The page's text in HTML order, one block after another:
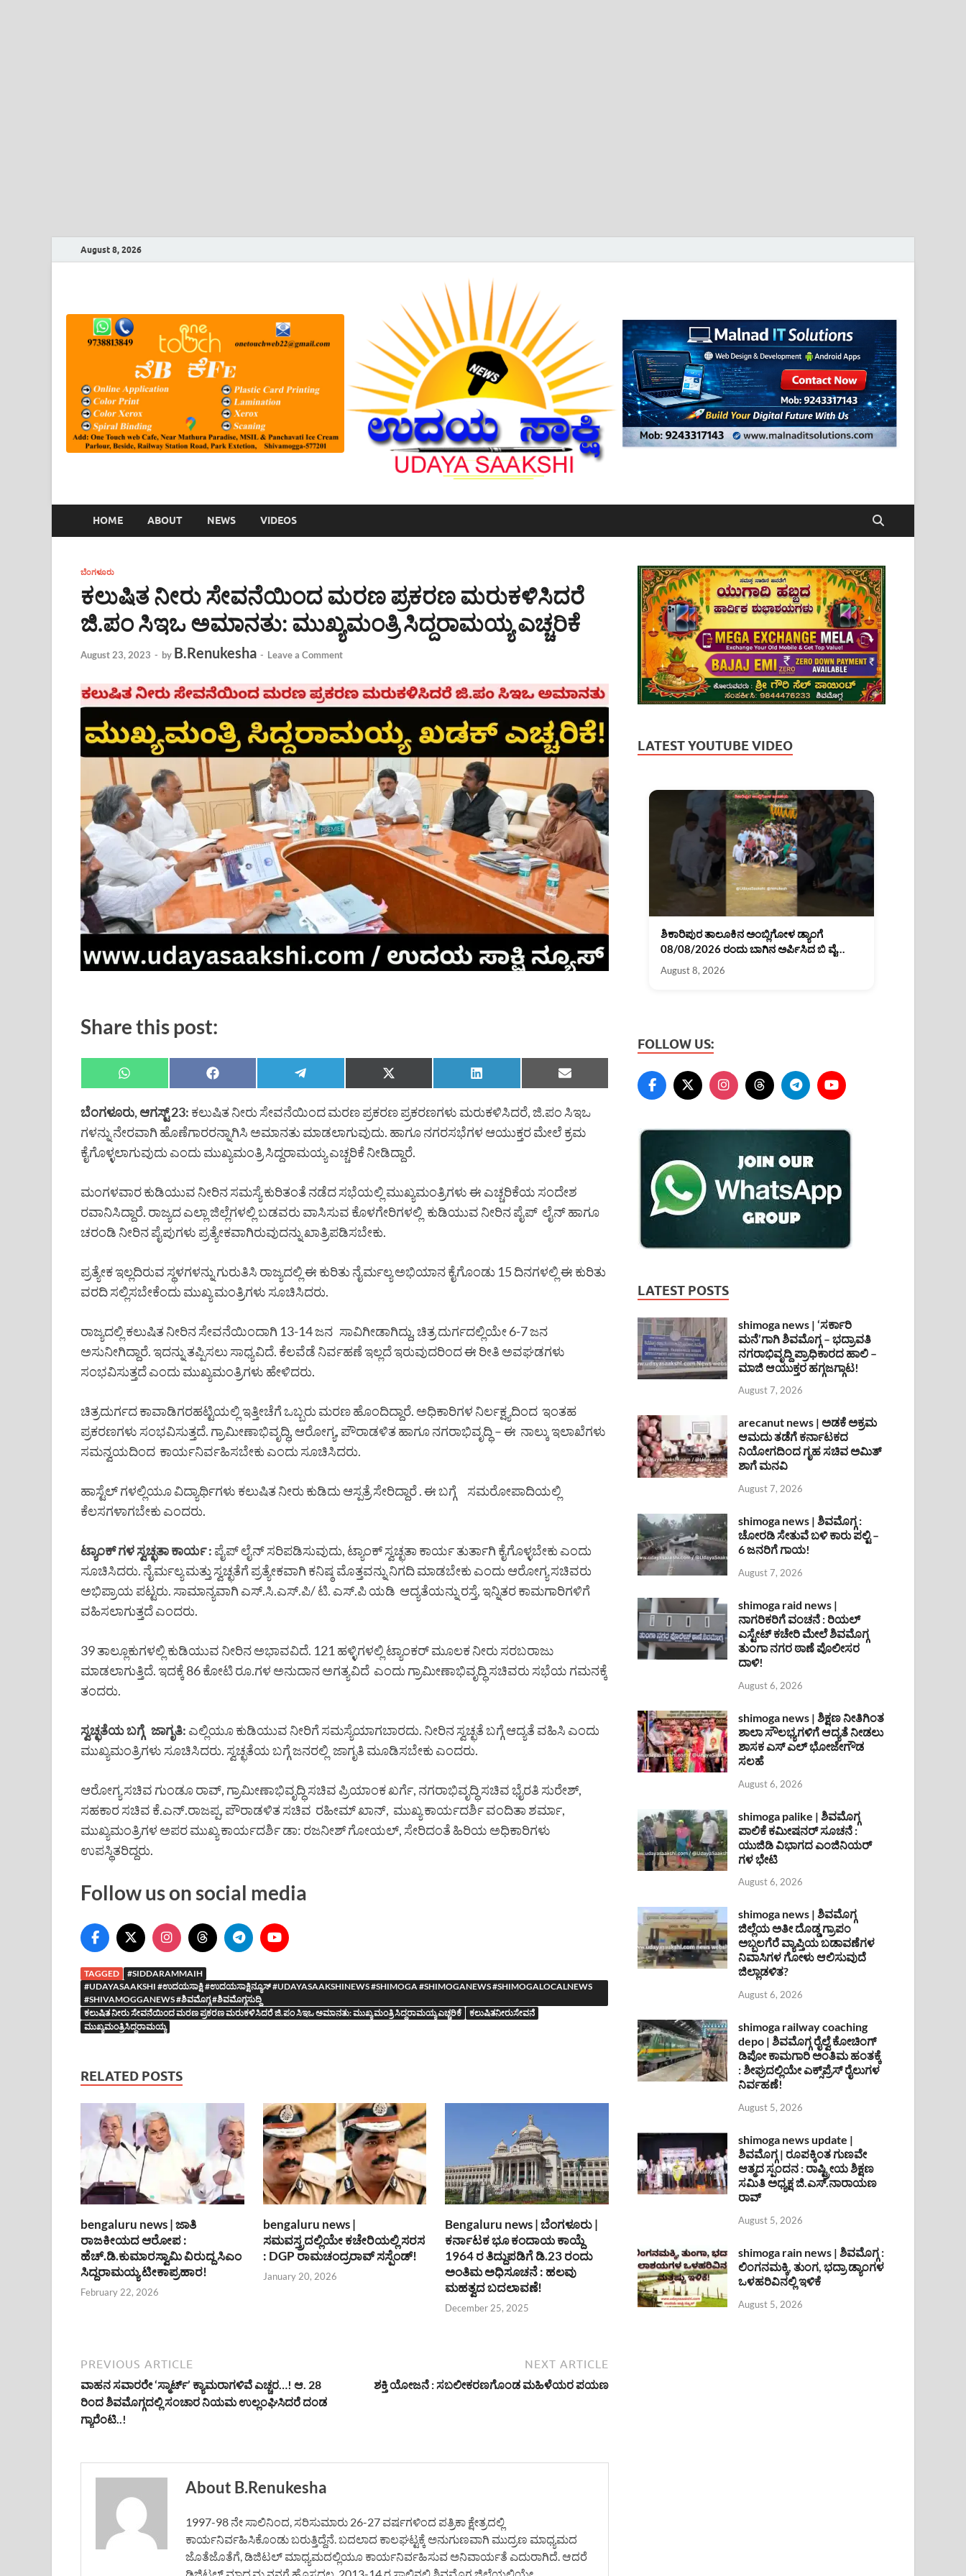
August 8, 2026
HOME ABOUT NEWS VIDEOS
ಬೆಂಗಳೂರು
ಕಲುಷಿತ ನೀರು ಸೇವನೆಯಿಂದ ಮರಣ ಪ್ರಕರಣ ಮರುಕಳಿಸಿದರೆ
ಜಿ.ಪಂ ಸಿಇಒ ಅಮಾನತು: ಮುಖ್ಯಮಂತ್ರಿ ಸಿದ್ದರಾಮಯ್ಯ ಎಚ್ಚರಿಕೆ
August 23, 2023 - by B.Renukesha - Leave a Comment
Share this post:
ಬೆಂಗಳೂರು, ಆಗಸ್ಟ್ 23: ಕಲುಷಿತ ನೀರು ಸೇವನೆಯಿಂದ ಮರಣ ಪ್ರಕರಣ ಪ್ರಕರಣಗಳು ಮರುಕಳಿಸಿದರೆ, ಜಿ.ಪಂ ಸಿಇಒ
ಗಳನ್ನು ನೇರವಾಗಿ ಹೊಣೆಗಾರರನ್ನಾಗಿಸಿ ಅಮಾನತು ಮಾಡಲಾಗುವುದು. ಹಾಗೂ ನಗರಸಭೆಗಳ ಆಯುಕ್ತರ ಮೇಲೆ ಕ್ರಮ
ಕೈಗೊಳ್ಳಲಾಗುವುದು ಎಂದು ಮುಖ್ಯಮಂತ್ರಿ ಸಿದ್ದರಾಮಯ್ಯ ಎಚ್ಚರಿಕೆ ನೀಡಿದ್ದಾರೆ.
ಮಂಗಳವಾರ ಕುಡಿಯುವ ನೀರಿನ ಸಮಸ್ಯೆ ಕುರಿತಂತೆ ನಡೆದ ಸಭೆಯಲ್ಲಿ ಮುಖ್ಯಮಂತ್ರಿಗಳು ಈ ಎಚ್ಚರಿಕೆಯ ಸಂದೇಶ
ರವಾನಿಸಿದ್ದಾರೆ. ರಾಜ್ಯದ ಎಲ್ಲಾ ಜಿಲ್ಲೆಗಳಲ್ಲಿ ಬಡವರು ವಾಸಿಸುವ ಕೊಳಗೇರಿಗಳಲ್ಲಿ ಕುಡಿಯುವ ನೀರಿನ ಪೈಪ್ ಲೈನ್ ಹಾಗೂ
ಚರಂಡಿ ನೀರಿನ ಪೈಪುಗಳು ಪ್ರತ್ಯೇಕವಾಗಿರುವುದನ್ನು ಖಾತ್ರಿಪಡಿಸಬೇಕು.
ಪ್ರತ್ಯೇಕ ಇಲ್ಲದಿರುವ ಸ್ಥಳಗಳನ್ನು ಗುರುತಿಸಿ ರಾಜ್ಯದಲ್ಲಿ ಈ ಕುರಿತು ನೈರ್ಮಲ್ಯ ಅಭಿಯಾನ ಕೈಗೊಂಡು 15 ದಿನಗಳಲ್ಲಿ ಈ ಕುರಿತು
ವರದಿ ಸಲ್ಲಿಸಬೇಕೆಂದು ಮುಖ್ಯ ಮಂತ್ರಿಗಳು ಸೂಚಿಸಿದರು.
ರಾಜ್ಯದಲ್ಲಿ ಕಲುಷಿತ ನೀರಿನ ಸೇವನೆಯಿಂದಾಗಿ 13-14 ಜನ ಸಾವಿಗೀಡಾಗಿದ್ದು, ಚಿತ್ರ ದುರ್ಗದಲ್ಲಿಯೇ 6-7 ಜನ
ಅಸುನೀಗಿದ್ದಾರೆ. ಇದನ್ನು ತಪ್ಪಿಸಲು ಸಾಧ್ಯವಿದೆ. ಕೆಲವೆಡೆ ನಿರ್ವಹಣೆ ಇಲ್ಲದೆ ಇರುವುದರಿಂದ ಈ ರೀತಿ ಅವಘಡಗಳು
ಸಂಭವಿಸುತ್ತದೆ ಎಂದು ಮುಖ್ಯಮಂತ್ರಿಗಳು ಹೇಳಿದರು.
ಚಿತ್ರದುರ್ಗದ ಕಾವಾಡಿಗರಹಟ್ಟಿಯಲ್ಲಿ ಇತ್ತೀಚೆಗೆ ಒಬ್ಬರು ಮರಣ ಹೊಂದಿದ್ದಾರೆ. ಅಧಿಕಾರಿಗಳ ನಿರ್ಲಕ್ಷ್ಯದಿಂದ ಇಂತಹ
ಪ್ರಕರಣಗಳು ಸಂಭವಿಸುತ್ತದೆ. ಗ್ರಾಮೀಣಾಭಿವೃದ್ಧಿ, ಆರೋಗ್ಯ, ಪೌರಾಡಳಿತ ಹಾಗೂ ನಗರಾಭಿವೃದ್ಧಿ – ಈ ನಾಲ್ಕು ಇಲಾಖೆಗಳು
ಸಮನ್ವಯದಿಂದ ಕಾರ್ಯನಿರ್ವಹಿಸಬೇಕು ಎಂದು ಸೂಚಿಸಿದರು.
ಹಾಸ್ಟೆಲ್ ಗಳಲ್ಲಿಯೂ ವಿದ್ಯಾರ್ಥಿಗಳು ಕಲುಷಿತ ನೀರು ಕುಡಿದು ಆಸ್ಪತ್ರೆ ಸೇರಿದ್ದಾರೆ . ಈ ಬಗ್ಗೆ ಸಮರೋಪಾದಿಯಲ್ಲಿ
ಕೆಲಸಗಳಾಗಬೇಕು ಎಂದರು.
ಟ್ಯಾಂಕ್ ಗಳ ಸ್ವಚ್ಛತಾ ಕಾರ್ಯ : ಪೈಪ್ ಲೈನ್ ಸರಿಪಡಿಸುವುದು, ಟ್ಯಾಂಕ್ ಸ್ವಚ್ಛತಾ ಕಾರ್ಯ ತುರ್ತಾಗಿ ಕೈಗೊಳ್ಳಬೇಕು ಎಂದು
ಸೂಚಿಸಿದರು. ನೈರ್ಮಲ್ಯ ಮತ್ತು ಸ್ವಚ್ಛತೆಗೆ ಪ್ರತ್ಯೇಕವಾಗಿ ಕನಿಷ್ಠ ಮೊತ್ತವನ್ನು ನಿಗದಿ ಮಾಡಬೇಕು ಎಂದು ಆರೋಗ್ಯ ಸಚಿವರು
ಅಭಿಪ್ರಾಯ ಪಟ್ಟರು. ಸಾಮಾನ್ಯವಾಗಿ ಎಸ್.ಸಿ.ಎಸ್.ಪಿ/ ಟಿ. ಎಸ್.ಪಿ ಯಡಿ ಆದ್ಯತೆಯನ್ನು ರಸ್ತೆ, ಇನ್ನಿತರ ಕಾಮಗಾರಿಗಳಿಗೆ
ವಹಿಸಲಾಗುತ್ತದೆ ಎಂದರು.
39 ತಾಲ್ಲೂಕುಗಳಲ್ಲಿ ಕುಡಿಯುವ ನೀರಿನ ಅಭಾವವಿದೆ. 121 ಹಳ್ಳಿಗಳಲ್ಲಿ ಟ್ಯಾಂಕರ್ ಮೂಲಕ ನೀರು ಸರಬರಾಜು
ಮಾಡಲಾಗುತ್ತಿದೆ. ಇದಕ್ಕೆ 86 ಕೋಟಿ ರೂ.ಗಳ ಅನುದಾನ ಅಗತ್ಯವಿದೆ ಎಂದು ಗ್ರಾಮೀಣಾಭಿವೃದ್ಧಿ ಸಚಿವರು ಸಭೆಯ ಗಮನಕ್ಕೆ
ತಂದರು.
ಸ್ವಚ್ಛತೆಯ ಬಗ್ಗೆ ಜಾಗೃತಿ: ಎಲ್ಲಿಯೂ ಕುಡಿಯುವ ನೀರಿಗೆ ಸಮಸ್ಯೆಯಾಗಬಾರದು. ನೀರಿನ ಸ್ವಚ್ಛತೆ ಬಗ್ಗೆ ಆದ್ಯತೆ ವಹಿಸಿ ಎಂದು
ಮುಖ್ಯಮಂತ್ರಿಗಳು ಸೂಚಿಸಿದರು. ಸ್ವಚ್ಛತೆಯ ಬಗ್ಗೆ ಜನರಲ್ಲಿ ಜಾಗೃತಿ ಮೂಡಿಸಬೇಕು ಎಂದರು.
ಆರೋಗ್ಯ ಸಚಿವ ಗುಂಡೂ ರಾವ್, ಗ್ರಾಮೀಣಾಭಿವೃದ್ಧಿ ಸಚಿವ ಪ್ರಿಯಾಂಕ ಖರ್ಗೆ, ನಗರಾಭಿವೃದ್ಧಿ ಸಚಿವ ಭೈರತಿ ಸುರೇಶ್,
ಸಹಕಾರ ಸಚಿವ ಕೆ.ಎನ್.ರಾಜಪ್ಪ, ಪೌರಾಡಳಿತ ಸಚಿವ ರಹೀಮ್ ಖಾನ್, ಮುಖ್ಯ ಕಾರ್ಯದರ್ಶಿ ವಂದಿತಾ ಶರ್ಮಾ,
ಮುಖ್ಯಮಂತ್ರಿಗಳ ಅಪರ ಮುಖ್ಯ ಕಾರ್ಯದರ್ಶಿ ಡಾ: ರಜನೀಶ್ ಗೋಯಲ್, ಸೇರಿದಂತೆ ಹಿರಿಯ ಅಧಿಕಾರಿಗಳು
ಉಪಸ್ಥಿತರಿದ್ದರು.
Follow us on social media
TAGGED
#SIDDARAMMAIH
#UDAYASAAKSHI #ಉದಯಸಾಕ್ಷಿ #ಉದಯಸಾಕ್ಷಿನ್ಯೂಸ್ #UDAYASAAKSHINEWS #SHIMOGA #SHIMOGANEWS #SHIMOGALOCALNEWS
#SHIVAMOGGANEWS #ಶಿವಮೊಗ್ಗ #ಶಿವಮೊಗ್ಗಸುದ್ದಿ
ಕಲುಷಿತ ನೀರು ಸೇವನೆಯಿಂದ ಮರಣ ಪ್ರಕರಣ ಮರುಕಳಿಸಿದರೆ ಜಿ.ಪಂ ಸಿಇಒ ಅಮಾನತು: ಮುಖ್ಯ ಮಂತ್ರಿ ಸಿದ್ದರಾಮಯ್ಯ ಎಚ್ಚರಿಕೆ
ಕಲುಷಿತನೀರುಸೇವನೆ
ಮುಖ್ಯಮಂತ್ರಿಸಿದ್ದರಾಮಯ್ಯ
RELATED POSTS
bengaluru news | ಜಾತಿ
ರಾಜಕೀಯದ ಆರೋಪ :
ಹೆಚ್.ಡಿ.ಕುಮಾರಸ್ವಾಮಿ ವಿರುದ್ದ ಸಿಎಂ
ಸಿದ್ದರಾಮಯ್ಯ ಟೀಕಾಪ್ರಹಾರ!
February 22, 2026
bengaluru news |
ಸಮವಸ್ತ್ರದಲ್ಲಿಯೇ ಕಚೇರಿಯಲ್ಲಿ ಸರಸ
: DGP ರಾಮಚಂದ್ರರಾವ್ ಸಸ್ಪೆಂಡ್!
January 20, 2026
Bengaluru news | ಬೆಂಗಳೂರು |
ಕರ್ನಾಟಕ ಭೂ ಕಂದಾಯ ಕಾಯ್ದೆ
1964 ರ ತಿದ್ದುಪಡಿಗೆ ಡಿ.23 ರಂದು
ಅಂತಿಮ ಅಧಿಸೂಚನೆ : ಹಲವು
ಮಹತ್ವದ ಬದಲಾವಣೆ!
December 25, 2025
PREVIOUS ARTICLE
ವಾಹನ ಸವಾರರೇ ‘ಸ್ಮಾರ್ಟ್’ ಕ್ಯಾಮರಾಗಳಿವೆ ಎಚ್ಚರ…! ಆ. 28
ರಿಂದ ಶಿವಮೊಗ್ಗದಲ್ಲಿ ಸಂಚಾರ ನಿಯಮ ಉಲ್ಲಂಘಿಸಿದರೆ ದಂಡ
ಗ್ಯಾರೆಂಟಿ..!
NEXT ARTICLE
ಶಕ್ತಿ ಯೋಜನೆ : ಸಬಲೀಕರಣಗೊಂಡ ಮಹಿಳೆಯರ ಪಯಣ
About B.Renukesha
1997-98 ನೇ ಸಾಲಿನಿಂದ, ಸರಿಸುಮಾರು 26-27 ವರ್ಷಗಳಿಂದ ಪತ್ರಿಕಾ ಕ್ಷೇತ್ರದಲ್ಲಿ
ಕಾರ್ಯನಿರ್ವಹಿಸಿಕೊಂಡು ಬರುತ್ತಿದ್ದೆನೆ. ಬದಲಾದ ಕಾಲಘಟ್ಟಕ್ಕೆ ಅನುಗುಣವಾಗಿ ಮುದ್ರಣ ಮಾಧ್ಯಮದ
ಜೊತೆಜೊತೆಗೆ, ಡಿಜಿಟಲ್ ಮಾಧ್ಯಮದಲ್ಲಿಯೂ ಕಾರ್ಯನಿರ್ವಹಿಸುವ ಅನಿವಾರ್ಯತೆ ಎದುರಾಗಿದೆ. ಆದರೆ
LATEST YOUTUBE VIDEO
ಶಿಕಾರಿಪುರ ತಾಲೂಕಿನ ಅಂಬ್ಲಿಗೋಳ ಡ್ಯಾಂಗೆ
08/08/2026 ರಂದು ಬಾಗಿನ ಅರ್ಪಿಸಿದ ಬಿ ವೈ
August 8, 2026
FOLLOW US:
LATEST POSTS
shimoga news | ‘ಸರ್ಕಾರಿ
ಮನೆ’ಗಾಗಿ ಶಿವಮೊಗ್ಗ – ಭದ್ರಾವತಿ
ನಗರಾಭಿವೃದ್ದಿ ಪ್ರಾಧಿಕಾರದ ಹಾಲಿ –
ಮಾಜಿ ಆಯುಕ್ತರ ಹಗ್ಗಜಗ್ಗಾಟ!
August 7, 2026
arecanut news | ಅಡಕೆ ಅಕ್ರಮ
ಆಮದು ತಡೆಗೆ ಕರ್ನಾಟಕದ
ನಿಯೋಗದಿಂದ ಗೃಹ ಸಚಿವ ಅಮಿತ್
ಶಾಗೆ ಮನವಿ
August 7, 2026
shimoga news | ಶಿವಮೊಗ್ಗ :
ಚೋರಡಿ ಸೇತುವೆ ಬಳಿ ಕಾರು ಪಲ್ಟಿ –
6 ಜನರಿಗೆ ಗಾಯ!
August 7, 2026
shimoga raid news |
ನಾಗರಿಕರಿಗೆ ವಂಚನೆ : ರಿಯಲ್
ಎಸ್ಟೇಟ್ ಕಚೇರಿ ಮೇಲೆ ಶಿವಮೊಗ್ಗ
ತುಂಗಾ ನಗರ ಠಾಣೆ ಪೊಲೀಸರ
ದಾಳಿ!
August 6, 2026
shimoga news | ಶಿಕ್ಷಣ ನೀತಿಗಿಂತ
ಶಾಲಾ ಸೌಲಭ್ಯಗಳಿಗೆ ಆದ್ಯತೆ ನೀಡಲು
ಶಾಸಕ ಎಸ್ ಎಲ್ ಭೋಜೇಗೌಡ
ಸಲಹೆ
August 6, 2026
shimoga palike | ಶಿವಮೊಗ್ಗ
ಪಾಲಿಕೆ ಕಮೀಷನರ್ ಸೂಚನೆ :
ಯುಜಿಡಿ ವಿಭಾಗದ ಎಂಜಿನಿಯರ್
ಗಳ ಭೇಟಿ
August 6, 2026
shimoga news | ಶಿವಮೊಗ್ಗ
ಜಿಲ್ಲೆಯ ಅತೀ ದೊಡ್ಡ ಗ್ರಾಪಂ
ಅಬ್ಬಲಗೆರೆ ವ್ಯಾಪ್ತಿಯ ಬಡಾವಣೆಗಳ
ನಿವಾಸಿಗಳ ಗೋಳು ಆಲಿಸುವುದೆ
ಜಿಲ್ಲಾಡಳಿತ?
August 6, 2026
shimoga railway coaching
depo | ಶಿವಮೊಗ್ಗ ರೈಲ್ವೆ ಕೋಚಿಂಗ್
ಡಿಪೋ ಕಾಮಗಾರಿ ಅಂತಿಮ ಹಂತಕ್ಕೆ
: ಶೀಘ್ರದಲ್ಲಿಯೇ ಎಕ್ಸ್‌ಪ್ರೆಸ್ ರೈಲುಗಳ
ನಿರ್ವಹಣೆ!
August 5, 2026
shimoga news update |
ಶಿವಮೊಗ್ಗ | ರೂಪಕ್ಕಿಂತ ಗುಣವೇ
ಆತ್ಮದ ಸ್ಪಂದನ : ರಾಷ್ಟ್ರೀಯ ಶಿಕ್ಷಣ
ಸಮಿತಿ ಅಧ್ಯಕ್ಷ ಜಿ.ಎಸ್.ನಾರಾಯಣ
ರಾವ್
August 5, 2026
shimoga rain news | ಶಿವಮೊಗ್ಗ :
ಲಿಂಗನಮಕ್ಕಿ, ತುಂಗ, ಭದ್ರಾ ಡ್ಯಾಂಗಳ
ಒಳಹರಿವಿನಲ್ಲಿ ಇಳಿಕೆ
August 5, 2026